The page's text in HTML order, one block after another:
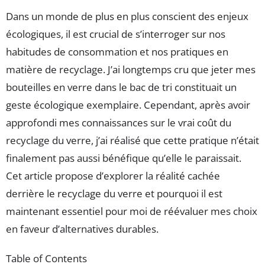
Dans un monde de plus en plus conscient des enjeux
écologiques, il est crucial de s’interroger sur nos
habitudes de consommation et nos pratiques en
matière de recyclage. J’ai longtemps cru que jeter mes
bouteilles en verre dans le bac de tri constituait un
geste écologique exemplaire. Cependant, après avoir
approfondi mes connaissances sur le vrai coût du
recyclage du verre, j’ai réalisé que cette pratique n’était
finalement pas aussi bénéfique qu’elle le paraissait.
Cet article propose d’explorer la réalité cachée
derrière le recyclage du verre et pourquoi il est
maintenant essentiel pour moi de réévaluer mes choix
en faveur d’alternatives durables.
Table of Contents